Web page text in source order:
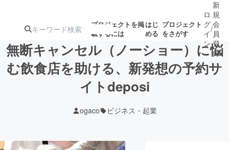
プロジェクトを掲
載するには
はじ
める
プロジェクト
をさがす
注目の新着プロ募集終了が近いプ
ロジェクト
ロ
グ
イ
ン
/
新
規
会
員
登
録
無断キャンセル（ノーショー）に悩
む飲食店を助ける、新発想の予約サ
イトdeposi
ogaco ビジネス・起業